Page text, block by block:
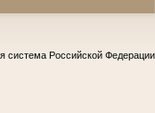
система Российской